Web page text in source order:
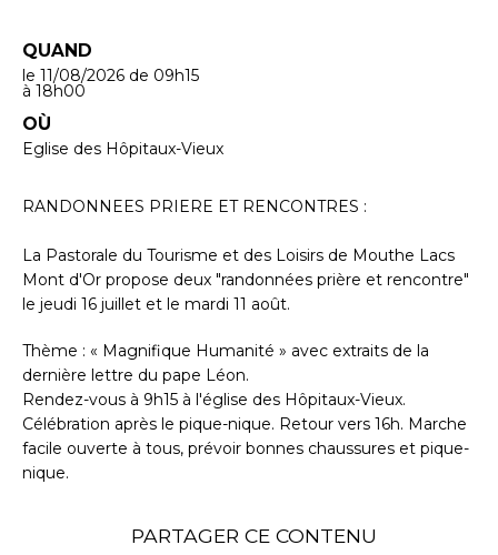
QUAND
le 11/08/2026 de 09h15
à 18h00
OÙ
Eglise des Hôpitaux-Vieux
RANDONNEES PRIERE ET RENCONTRES :
La Pastorale du Tourisme et des Loisirs de Mouthe Lacs
Mont d'Or propose deux "randonnées prière et rencontre"
le jeudi 16 juillet et le mardi 11 août.
Thème : « Magnifique Humanité » avec extraits de la
dernière lettre du pape Léon.
Rendez-vous à 9h15 à l'église des Hôpitaux-Vieux.
Célébration après le pique-nique. Retour vers 16h. Marche
facile ouverte à tous, prévoir bonnes chaussures et pique-
nique.
PARTAGER CE CONTENU